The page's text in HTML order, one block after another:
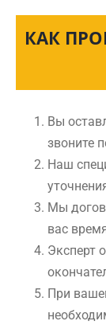
КАК
Вы
звоните
Наш
Мы
вас
Эксперт
При